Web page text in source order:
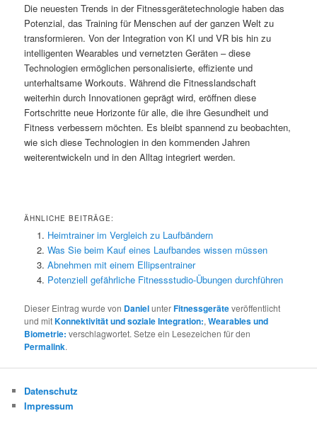
Die neuesten Trends in der Fitnessgerätetechnologie haben das
Potenzial, das Training für Menschen auf der ganzen Welt zu
transformieren. Von der Integration von KI und VR bis hin zu
intelligenten Wearables und vernetzten Geräten – diese
Technologien ermöglichen personalisierte, effiziente und
unterhaltsame Workouts. Während die Fitnesslandschaft
weiterhin durch Innovationen geprägt wird, eröffnen diese
Fortschritte neue Horizonte für alle, die ihre Gesundheit und
Fitness verbessern möchten. Es bleibt spannend zu beobachten,
wie sich diese Technologien in den kommenden Jahren
weiterentwickeln und in den Alltag integriert werden.
ÄHNLICHE BEITRÄGE:
Heimtrainer im Vergleich zu Laufbändern
Was Sie beim Kauf eines Laufbandes wissen müssen
Abnehmen mit einem Ellipsentrainer
Potenziell gefährliche Fitnessstudio-Übungen durchführen
Dieser Eintrag wurde von DanielunterFitnessgeräteveröffentlicht
und mitKonnektivität und soziale Integration:,Wearables und
Biometrie: verschlagwortet. Setze ein Lesezeichen für den
Permalink.
Datenschutz
Impressum